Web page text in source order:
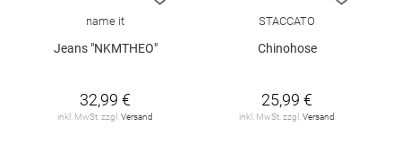
name it
Jeans "NKMTHEO"
32,99 €
inkl. MwSt. zzgl. Versand
STACCATO
Chinohose
25,99 €
inkl. MwSt. zzgl. Versand